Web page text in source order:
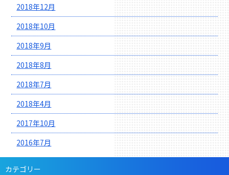
2018年12月
2018年10月
2018年9月
2018年8月
2018年7月
2018年4月
2017年10月
2016年7月
カテゴリー